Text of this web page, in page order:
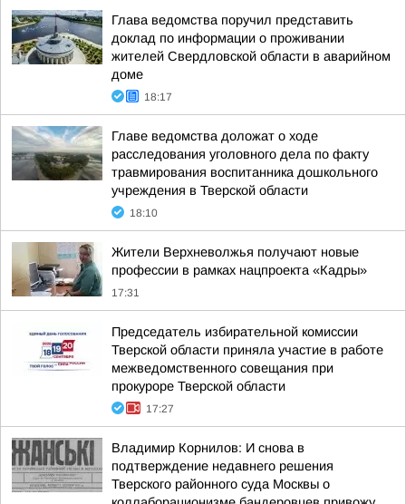
Глава ведомства поручил представить
доклад по информации о проживании
жителей Свердловской области в аварийном
доме
18:17
Главе ведомства доложат о ходе
расследования уголовного дела по факту
травмирования воспитанника дошкольного
учреждения в Тверской области
18:10
Жители Верхневолжья получают новые
профессии в рамках нацпроекта «Кадры»
17:31
Председатель избирательной комиссии
Тверской области приняла участие в работе
межведомственного совещания при
прокуроре Тверской области
17:27
Владимир Корнилов: И снова в
подтверждение недавнего решения
Тверского районного суда Москвы о